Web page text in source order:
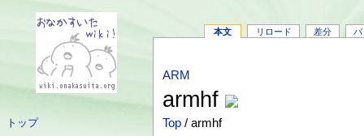
トップ
本文 リロード 差分 バ
ARM
armhf
Top / armhf